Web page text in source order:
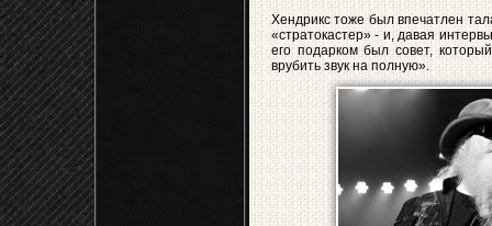
Хендрикс тоже был впечатлен
«стратокастер» - и, давая
его подарком был совет,
врубить звук на полную».